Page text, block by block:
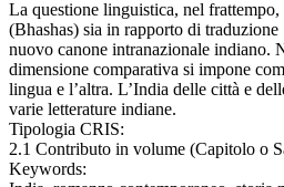
La questione linguistica, nel
(Bhashas) sia in rapporto di
nuovo canone intranazionale indiano.
dimensione comparativa si impone
lingua e l’altra. L’India delle città e
varie letterature indiane.
Tipologia CRIS:
2.1 Contributo in volume (Capitolo o
Keywords: